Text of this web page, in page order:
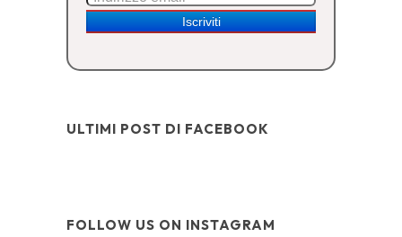
ULTIMI POST DI FACEBOOK
FOLLOW US ON INSTAGRAM